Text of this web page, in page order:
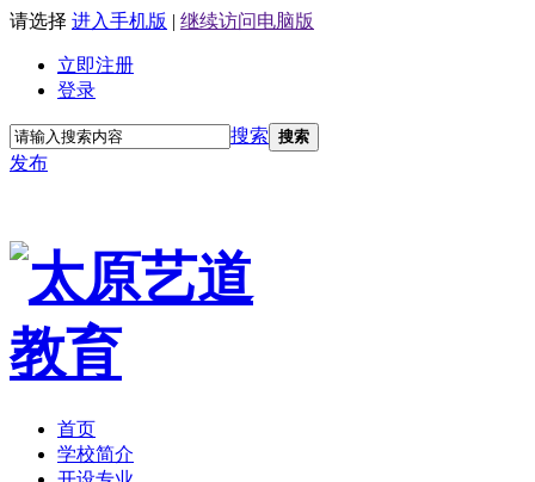
请选择 进入手机版 | 继续访问电脑版
立即注册
登录
搜索 搜索
发布
首页
学校简介